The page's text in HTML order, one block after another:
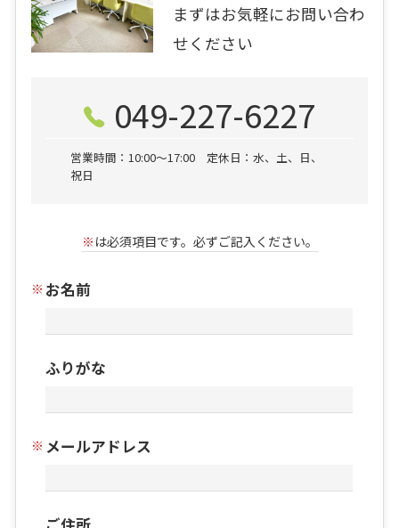
まずはお気軽にお問い合わ
せください
049-227-6227
営業時間：10:00〜17:00 定休日：水、土、日、
祝日
※ は必須項目です。必ずご記入ください。
お名前
ふりがな
メールアドレス